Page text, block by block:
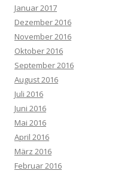
Januar 2017
Dezember 2016
November 2016
Oktober 2016
September 2016
August 2016
Juli 2016
Juni 2016
Mai 2016
April 2016
März 2016
Februar 2016